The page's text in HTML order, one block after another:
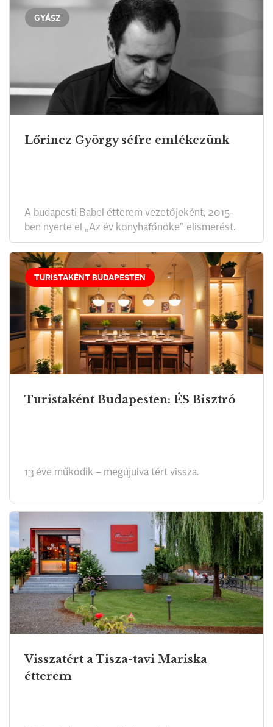
GYÁSZ
Lőrincz György séfre emlékezünk
A budapesti Babel étterem vezetőjeként, 2015-
ben nyerte el „Az év konyhafőnöke” elismerést.
TURISTAKÉNT BUDAPESTEN
Turistaként Budapesten: ÉS Bisztró
13 éve működik – megújulva tért vissza.
Visszatért a Tisza-tavi Mariska
étterem